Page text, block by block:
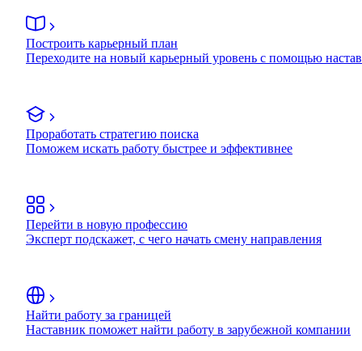
Построить карьерный план
Переходите на новый карьерный уровень с помощью
Проработать стратегию поиска
Поможем искать работу быстрее и эффективнее
Перейти в новую профессию
Эксперт подскажет, с чего начать смену направления
Найти работу за границей
Наставник поможет найти работу в зарубежной компании